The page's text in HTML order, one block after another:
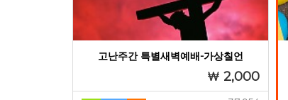
고난주간 특별새벽예배-가상칠언
2,000